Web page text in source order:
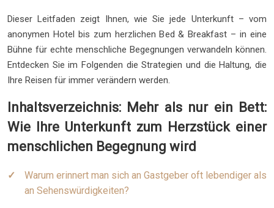
Dieser Leitfaden zeigt Ihnen, wie Sie jede Unterkunft – vom
anonymen Hotel bis zum herzlichen Bed & Breakfast – in eine
Bühne für echte menschliche Begegnungen verwandeln können.
Entdecken Sie im Folgenden die Strategien und die Haltung, die
Ihre Reisen für immer verändern werden.
Inhaltsverzeichnis: Mehr als nur ein Bett:
Wie Ihre Unterkunft zum Herzstück einer
menschlichen Begegnung wird
Warum erinnert man sich an Gastgeber oft lebendiger als
an Sehenswürdigkeiten?